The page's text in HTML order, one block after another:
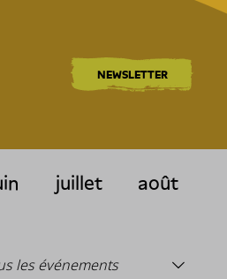
NEWSLETTER
juillet août